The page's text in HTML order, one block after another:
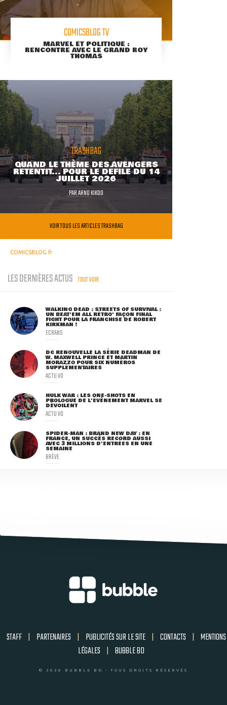
COMICSBLOG TV
MARVEL ET POLITIQUE :
RENCONTRE AVEC LE GRAND ROY
THOMAS
TRASHBAG
QUAND LE THÈME DES AVENGERS
RETENTIT... POUR LE DÉFILÉ DU 14
JUILLET 2026
PARARNO KIKOO
VOIR TOUS LES ARTICLES TRASHBAG
COMICSBLOG.fr
LES DERNIÈRES ACTUS TOUT VOIR
WALKING DEAD : STREETS OF SURVIVAL :
UN BEAT'EM ALL RÉTRO' FAÇON FINAL
FIGHT POUR LA FRANCHISE DE ROBERT
KIRKMAN !
ECRANS
DC RENOUVELLE LA SÉRIE DEADMAN DE
W. MAXWELL PRINCE ET MARTIN
MORAZZO POUR SIX NUMÉROS
SUPPLÉMENTAIRES
ACTU VO
HULK WAR : LES ONE-SHOTS EN
PROLOGUE DE L'ÉVÈNEMENT MARVEL SE
DÉVOILENT
ACTU VO
SPIDER-MAN : BRAND NEW DAY : EN
FRANCE, UN SUCCÈS RECORD AUSSI
AVEC 3 MILLIONS D'ENTRÉES EN UNE
SEMAINE
BRÈVE
STAFF | PARTENAIRES | PUBLICITÉS SUR LE SITE | CONTACTS | MENTIONS
LÉGALES | BUBBLE BD
© 2026 BUBBLE BD - TOUS DROITS RÉSERVÉS